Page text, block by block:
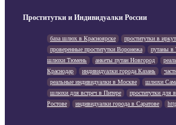
Проститутки и Индивидуалки России
база шлюх в Красноярске проститутки в
проверенные проститутки Воронежа
путаны в
шлюхи Тюмень
анкеты путан Новгород
Краснодар
индивидуалки города Казань
реальные индивидуалки в Москве
шлюхи
шлюхи для встреч в Питере
проститутки для
Ростове
индивидуалки города в Саратове